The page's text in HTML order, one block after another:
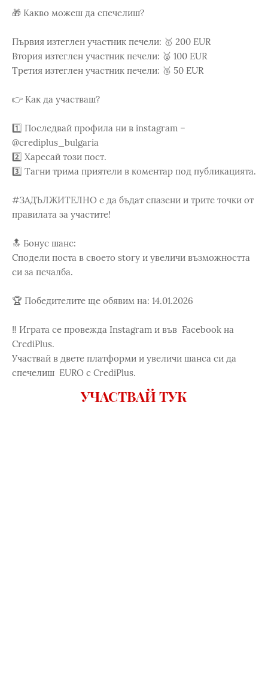
🎁 Какво можеш да спечелиш?
Първия изтеглен участник печели: 🥇 200 EUR
Втория изтеглен участник печели: 🥈 100 EUR
Третия изтеглен участник печели: 🥉 50 EUR
👉 Как да участваш?
1️⃣ Последвай профила ни в instagram –
@crediplus_bulgaria
2️⃣ Харесай този пост.
3️⃣ Тагни трима приятели в коментар под публикацията.
#ЗАДЪЛЖИТЕЛНО е да бъдат спазени и трите точки от
правилата за участите!
🔝 Бонус шанс:
Сподели поста в своето story и увеличи възможността
си за печалба.
🏆 Победителите ще обявим на: 14.01.2026
‼️ Играта се провежда Instagram и във Facebook на
CrediPlus.
Участвай в двете платформи и увеличи шанса си да
спечелиш EURO с CrediPlus.
УЧАСТВАЙ ТУК